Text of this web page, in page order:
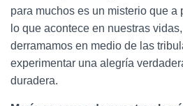
para muchos es un misterio que a
lo que acontece en nuestras
derramamos en medio de las
experimentar una alegría
duradera.